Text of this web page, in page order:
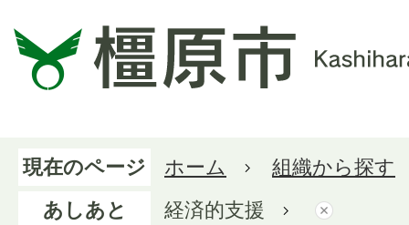
現在のページ ホーム
組織から探す
あしあと
経済的支援